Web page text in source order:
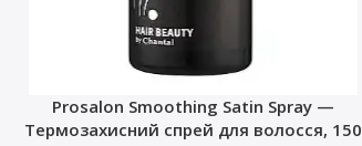
Prosalon Smoothing Satin Spray —
Термозахисний спрей для волосся, 150